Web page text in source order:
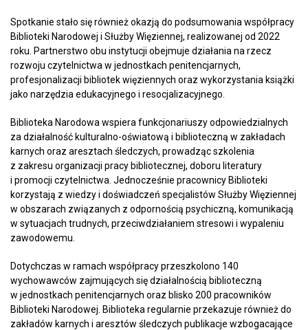
Spotkanie stało się również okazją do podsumowania współpracy
Biblioteki Narodowej i Służby Więziennej, realizowanej od 2022
roku. Partnerstwo obu instytucji obejmuje działania na rzecz
rozwoju czytelnictwa w jednostkach penitencjarnych,
profesjonalizacji bibliotek więziennych oraz wykorzystania książki
jako narzędzia edukacyjnego i resocjalizacyjnego.
Biblioteka Narodowa wspiera funkcjonariuszy odpowiedzialnych
za działalność kulturalno-oświatową i biblioteczną w zakładach
karnych oraz aresztach śledczych, prowadząc szkolenia
z zakresu organizacji pracy bibliotecznej, doboru literatury
i promocji czytelnictwa. Jednocześnie pracownicy Biblioteki
korzystają z wiedzy i doświadczeń specjalistów Służby Więziennej
w obszarach związanych z odpornością psychiczną, komunikacją
w sytuacjach trudnych, przeciwdziałaniem stresowi i wypaleniu
zawodowemu.
Dotychczas w ramach współpracy przeszkolono 140
wychowawców zajmujących się działalnością biblioteczną
w jednostkach penitencjarnych oraz blisko 200 pracowników
Biblioteki Narodowej. Biblioteka regularnie przekazuje również do
zakładów karnych i aresztów śledczych publikacje wzbogacające